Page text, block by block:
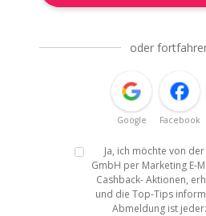
oder
Google Facebook
Ja, ich möchte von
GmbH per Marketing E-
Cashback- Aktionen,
und die Top-Tips
Abmeldung ist